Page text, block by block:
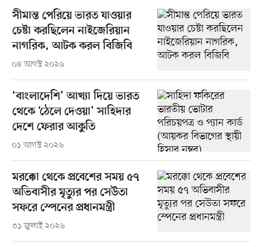
সীমান্ত পেরিয়ে ভারত যাওয়ার
চেষ্টা করছিলেন নাইজেরিয়ান
নাগরিক, আটক করল বিজিবি
০৪ আগস্ট ২০২৬
‘বাংলাদেশি’ আখ্যা দিয়ে ভারত
থেকে ‘ঠেলে দেওয়া’ সাহিদার
দেশে ফেরার আকুতি
০১ আগস্ট ২০২৬
মরক্কো থেকে প্রবেশের সময় ৫৭
অভিবাসীর মৃত্যুর পর সেউতা
সফরে স্পেনের প্রধানমন্ত্রী
৩১ জুলাই ২০২৬